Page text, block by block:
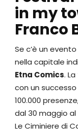
in my
Franco
Se c’è un
nella capitale
Etna Comics.
con un
100.000
dal 30 maggio al
Le Ciminiere di